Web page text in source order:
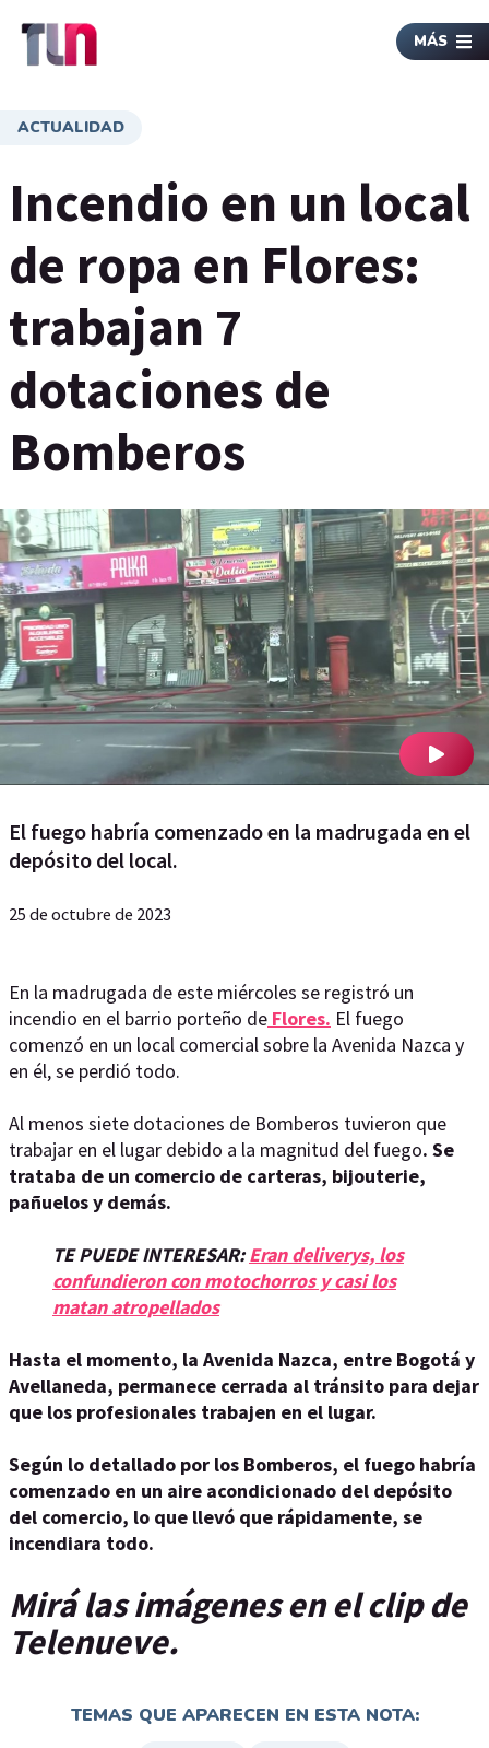
MÁS
ACTUALIDAD
Incendio en un local
de ropa en Flores:
trabajan 7
dotaciones de
Bomberos
El fuego habría comenzado en la madrugada en el
depósito del local.
25 de octubre de 2023
En la madrugada de este miércoles se registró un
incendio en el barrio porteño de Flores. El fuego
comenzó en un local comercial sobre la Avenida Nazca y
en él, se perdió todo.
Al menos siete dotaciones de Bomberos tuvieron que
trabajar en el lugar debido a la magnitud del fuego. Se
trataba de un comercio de carteras, bijouterie,
pañuelos y demás.
TE PUEDE INTERESAR:Eran deliverys, los
confundieron con motochorros y casi los
matan atropellados
Hasta el momento, la Avenida Nazca, entre Bogotá y
Avellaneda, permanece cerrada al tránsito para dejar
que los profesionales trabajen en el lugar.
Según lo detallado por los Bomberos, el fuego habría
comenzado en un aire acondicionado del depósito
del comercio, lo que llevó que rápidamente, se
incendiara todo.
Mirá las imágenes en el clip de
Telenueve.
TEMAS QUE APARECEN EN ESTA NOTA: